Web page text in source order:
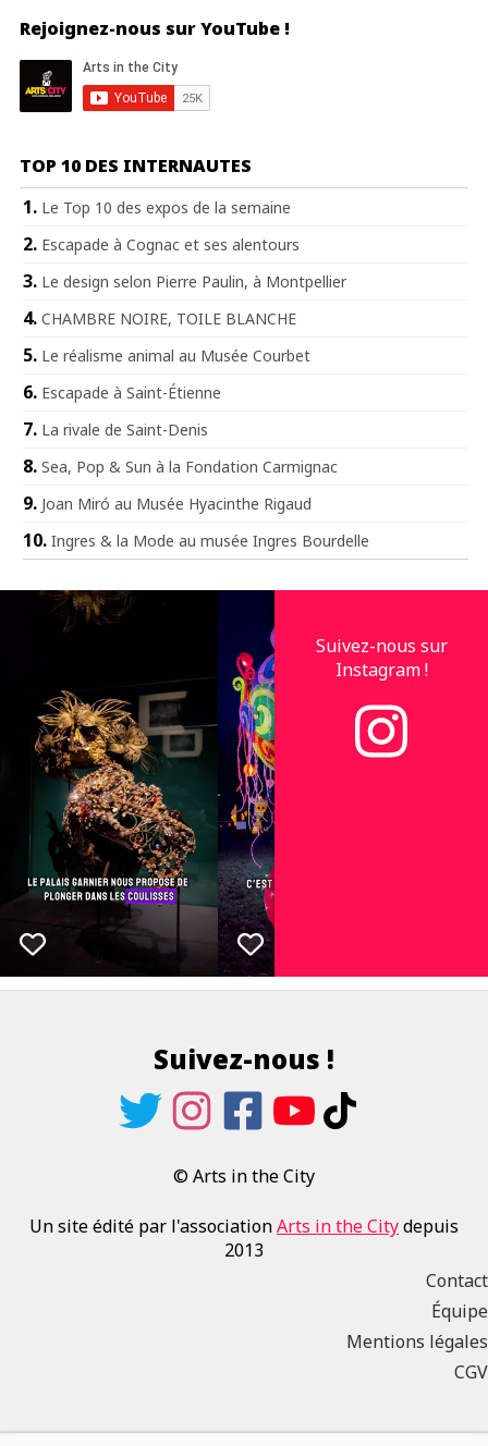
Rejoignez-nous sur YouTube !
TOP 10 DES INTERNAUTES
Le Top 10 des expos de la semaine
Escapade à Cognac et ses alentours
Le design selon Pierre Paulin, à Montpellier
CHAMBRE NOIRE, TOILE BLANCHE
Le réalisme animal au Musée Courbet
Escapade à Saint-Étienne
La rivale de Saint-Denis
Sea, Pop & Sun à la Fondation Carmignac
Joan Miró au Musée Hyacinthe Rigaud
Ingres & la Mode au musée Ingres Bourdelle
Suivez-nous sur
Instagram !
Suivez-nous !
© Arts in the City
Un site édité par l'associationArts in the Citydepuis
2013
Contact
Équipe
Mentions légales
CGV